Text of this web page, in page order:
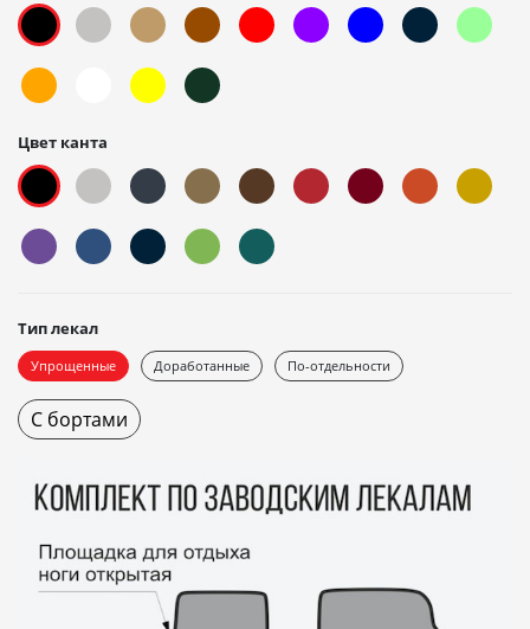
Цвет канта
Тип лекал
Упрощенные Доработанные По-отдельности
С бортами